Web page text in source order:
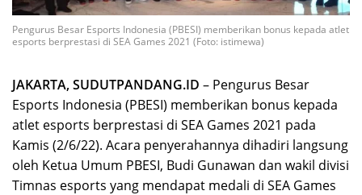
Pengurus Besar Esports Indonesia (PBESI) memberikan bonus kepada atlet
esports berprestasi di SEA Games 2021 (Foto: istimewa)
JAKARTA, SUDUTPANDANG.ID – Pengurus Besar
Esports Indonesia (PBESI) memberikan bonus kepada
atlet esports berprestasi di SEA Games 2021 pada
Kamis (2/6/22). Acara penyerahannya dihadiri langsung
oleh Ketua Umum PBESI, Budi Gunawan dan wakil divisi
Timnas esports yang mendapat medali di SEA Games